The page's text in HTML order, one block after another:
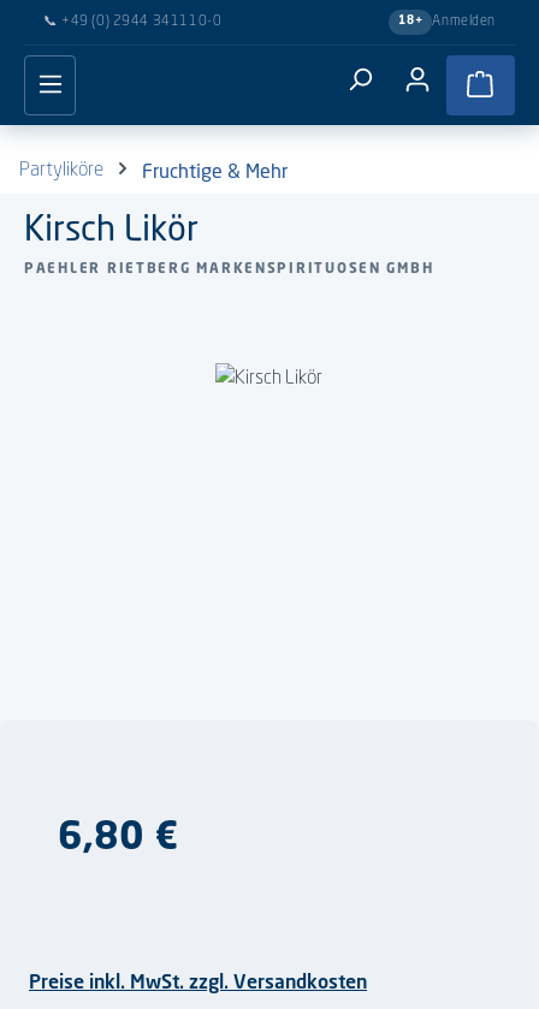
Hauptinhalt springen
📞 +49 (0) 2944 341110-0 18+ Anmelden
Partyliköre Fruchtige & Mehr
Kirsch Likör
PAEHLER RIETBERG MARKENSPIRITUOSEN GMBH
Bildergalerie überspringen
Regulärer Preis:
6,80 €
Preise inkl. MwSt. zzgl. Versandkosten